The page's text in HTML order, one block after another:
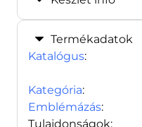
Termékadatok
Katalógus:
Kategória:
Emblémázás:
Tulajdonságok: